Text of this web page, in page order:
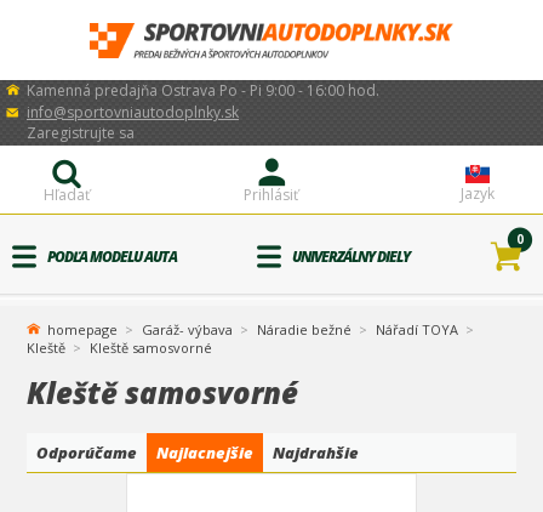
Kamenná predajňa Ostrava Po - Pi 9:00 - 16:00 hod.
info@sportovniautodoplnky.sk
Jazyk
Prihlásiť
Zaregistrujte sa
Hľadať
PODĽA MODELU AUTA UNIVERZÁLNY DIELY
0
homepage Garáž- výbava Náradie bežné
Nářadí TOYA
Kleště
Kleště samosvorné
Kleště samosvorné
Odporúčame Najlacnejšie Najdrahšie